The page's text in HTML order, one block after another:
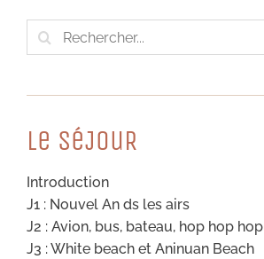
Rechercher:
Le SéJouR
Introduction
J1 : Nouvel An ds les airs
J2 : Avion, bus, bateau, hop hop hop
J3 : White beach et Aninuan Beach